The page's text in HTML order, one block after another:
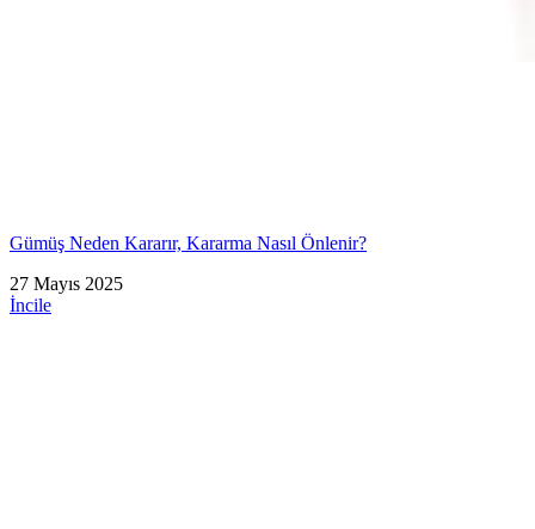
Gümüş Neden Kararır, Kararma Nasıl Önlenir?
27 Mayıs 2025
İncile